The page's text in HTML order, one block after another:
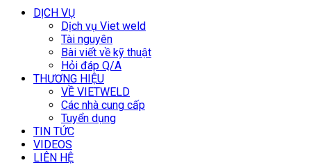
DỊCH VỤ
Dịch vụ Viet weld
Tài nguyên
Bài viết về kỹ thuật
Hỏi đáp Q/A
THƯƠNG HIỆU
VỀ VIETWELD
Các nhà cung cấp
Tuyển dụng
TIN TỨC
VIDEOS
LIÊN HỆ